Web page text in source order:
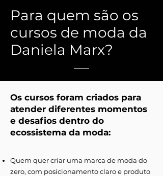
Para quem são os
cursos de moda da
Daniela Marx?
Os cursos foram criados para
atender diferentes momentos
e desafios dentro do
ecossistema da moda:
Quem quer criar uma marca de moda do
zero, com posicionamento claro e produto